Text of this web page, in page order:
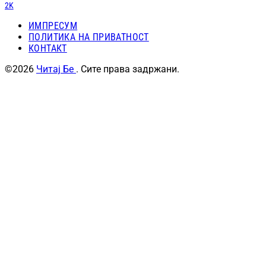
2K
ИМПРЕСУМ
ПОЛИТИКА НА ПРИВАТНОСТ
КОНТАКТ
©2026 Читај Бе . Сите права задржани.